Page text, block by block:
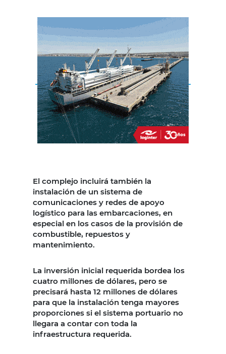
El complejo incluirá también la
instalación de un sistema de
comunicaciones y redes de apoyo
logístico para las embarcaciones, en
especial en los casos de la provisión de
combustible, repuestos y
mantenimiento.
La inversión inicial requerida bordea los
cuatro millones de dólares, pero se
precisará hasta 12 millones de dólares
para que la instalación tenga mayores
proporciones si el sistema portuario no
llegara a contar con toda la
infraestructura requerida.